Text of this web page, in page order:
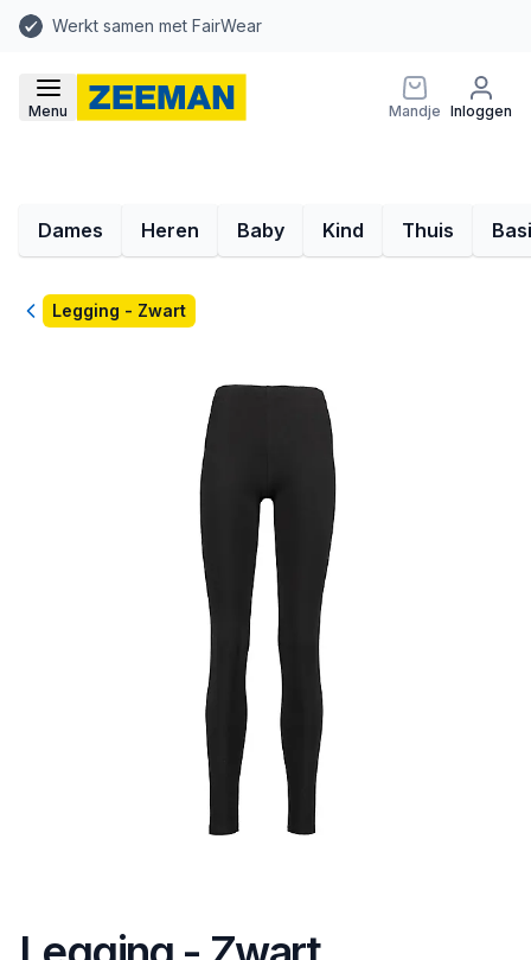
Werkt samen met FairWear
Menu Mandje Inloggen
Dames Heren Baby Kind Thuis
TerugLegging - Zwart